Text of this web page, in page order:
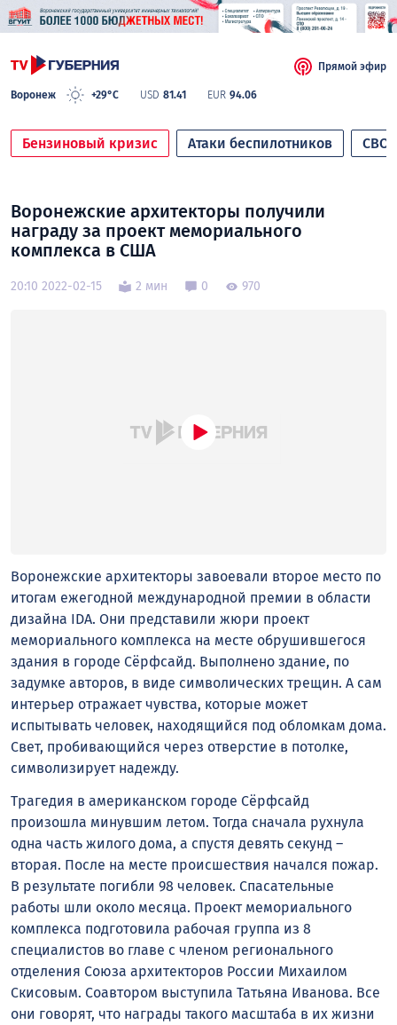
Воронеж +29°C USD 81.41 EUR 94.06
Прямой эфир
Бензиновый кризис Атаки беспилотников СВО
Воронежские архитекторы получили
награду за проект мемориального
комплекса в США
20:10 2022-02-15 2 мин 0 970
Воронежские архитекторы завоевали второе место по
итогам ежегодной международной премии в области
дизайна IDA. Они представили жюри проект
мемориального комплекса на месте обрушившегося
здания в городе Сёрфсайд. Выполнено здание, по
задумке авторов, в виде символических трещин. А сам
интерьер отражает чувства, которые может
испытывать человек, находящийся под обломкам дома.
Свет, пробивающийся через отверстие в потолке,
символизирует надежду.
Трагедия в американском городе Сёрфсайд
произошла минувшим летом. Тогда сначала рухнула
одна часть жилого дома, а спустя девять секунд –
вторая. После на месте происшествия начался пожар.
В результате погибли 98 человек. Спасательные
работы шли около месяца. Проект мемориального
комплекса подготовила рабочая группа из 8
специалистов во главе с членом регионального
отделения Союза архитекторов России Михаилом
Скисовым. Соавтором выступила Татьяна Иванова. Все
они говорят, что награды такого масштаба в их жизни